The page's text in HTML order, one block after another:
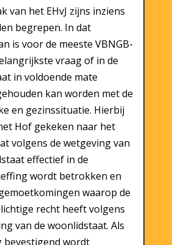
van het EHvJ zijns inziens
begrepen. In dat
is voor de meeste VBNGB-
vraag of in de
in voldoende mate
kan worden met de
en gezinssituatie. Hierbij
Hof gekeken naar het
volgens de wetgeving van
effectief in de
wordt betrokken en
waarop de
recht heeft volgens
van de woonlidstaat. Als
bevestigend wordt